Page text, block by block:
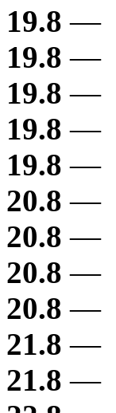
19.8 —
19.8 —
19.8 —
19.8 —
19.8 —
20.8 —
20.8 —
20.8 —
20.8 —
21.8 —
21.8 —